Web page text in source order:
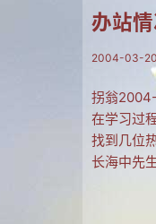
办站
2004-03-20
拐翁
在学习过
找到几位
长海中先